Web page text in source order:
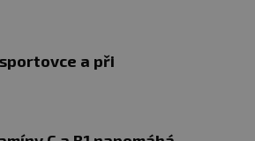
a při